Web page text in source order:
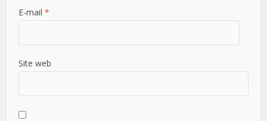
E-mail*
Site web